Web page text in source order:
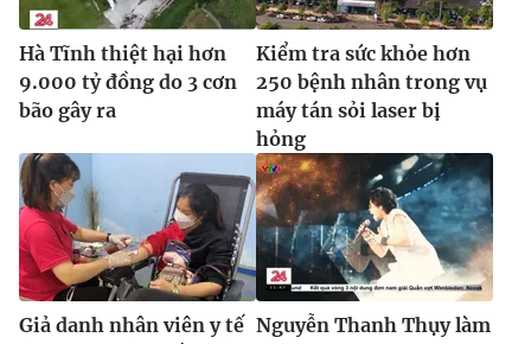
® Cấm sao chép dưới mọi hình thức nếu không có sự chấp
thuận bằng văn bản. Ghi rõ nguồn VTV.vn khi phát hành lại
thông tin từ website này.
Hà Tĩnh thiệt hại hơn
9.000 tỷ đồng do 3 cơn
bão gây ra
Kiểm tra sức khỏe hơn
250 bệnh nhân trong vụ
máy tán sỏi laser bị
hỏng
Giả danh nhân viên y tế Nguyễn Thanh Thụy làm